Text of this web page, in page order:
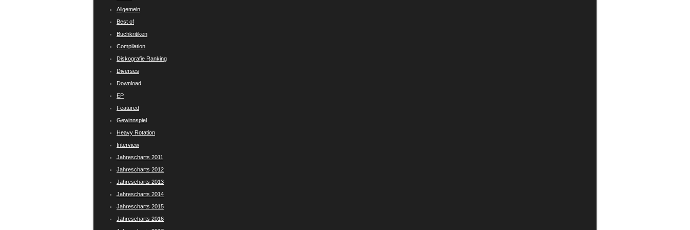
Allgemein
Best of
Buchkritiken
Compilation
Diskografie Ranking
Diverses
Download
EP
Featured
Gewinnspiel
Heavy Rotation
Interview
Jahrescharts 2011
Jahrescharts 2012
Jahrescharts 2013
Jahrescharts 2014
Jahrescharts 2015
Jahrescharts 2016